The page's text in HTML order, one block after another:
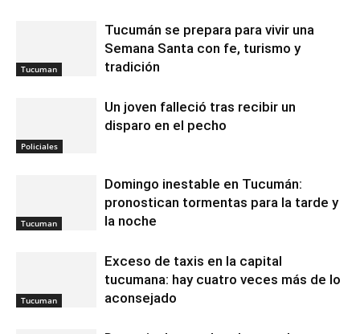
Tucuman
Tucumán se prepara para vivir una
Semana Santa con fe, turismo y
tradición
Policiales
Un joven falleció tras recibir un
disparo en el pecho
Tucuman
Domingo inestable en Tucumán:
pronostican tormentas para la tarde y
la noche
Tucuman
Exceso de taxis en la capital
tucumana: hay cuatro veces más de lo
aconsejado